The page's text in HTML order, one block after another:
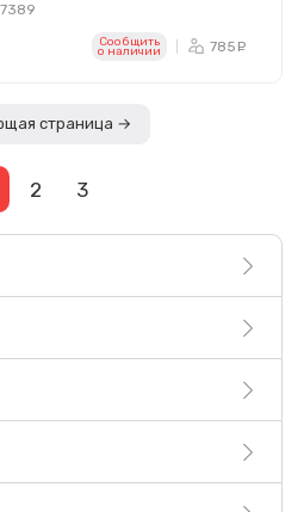
Сообщить
o наличии 785
страница →
2 3